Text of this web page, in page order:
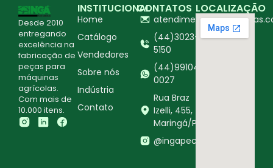
Desde 2010
entregando
excelência na
fabricação de
peças para
máquinas
agrícolas.
Com mais de
10.000 itens.
INSTITUCIONAL
Home
Catálogo
Vendedores
Sobre nós
Indústria
Contato
CONTATOS
(44)3023-
5150
(44)99104-
0027
Rua Braz
Izelli, 455,
Maringá/PR
@ingapecasagricolas
LOCALIZAÇÃO